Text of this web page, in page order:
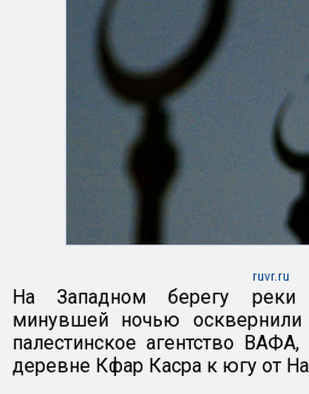
ruvr.ru
На Западном берегу реки
минувшей ночью
палестинское агентство
деревне Кфар Касра к югу от